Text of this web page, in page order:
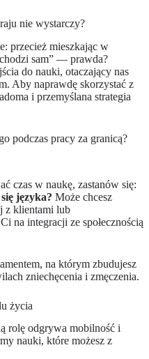
nie wystarczy?
przecież mieszkając w
sam” — prawda?
do nauki, otaczający nas
Aby naprawdę skorzystać z
i przemyślana strategia
podczas pracy za granicą?
czas w naukę, zastanów się:
języka? Może chcesz
z klientami lub
na integracji ze społecznością
na którym zbudujesz
zniechęcenia i zmęczenia.
życia
rolę odgrywa mobilność i
nauki, które możesz z